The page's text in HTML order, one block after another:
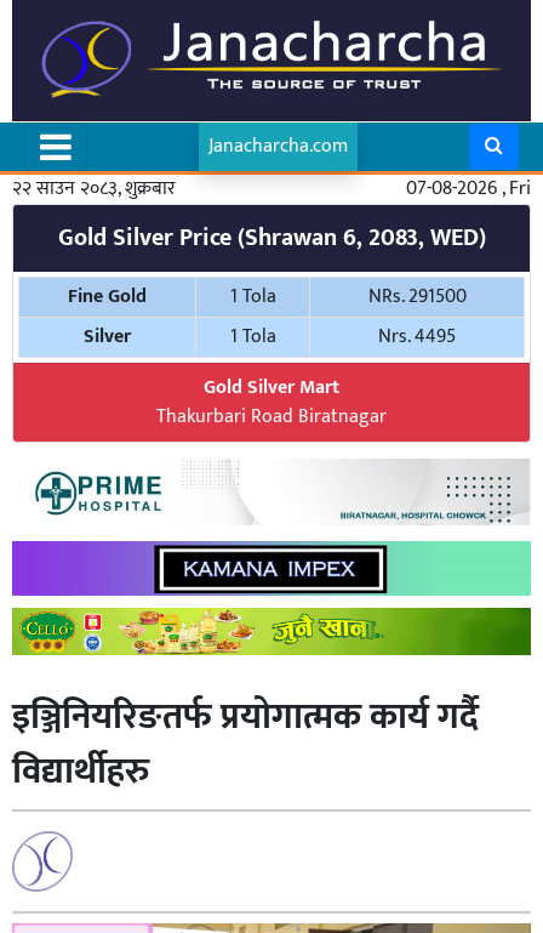
Janacharcha.com
२२ साउन २०८३, शुक्रबार
07-08-2026 , Fri
Gold Silver Price (Shrawan 6, 2083, WED)
Fine Gold 1 Tola
NRs. 291500
Silver
1 Tola
Nrs. 4495
Gold Silver Mart
Thakurbari Road Biratnagar
इञ्जिनियरिङतर्फ प्रयाेगात्मक कार्य गर्दै
विद्यार्थीहरु